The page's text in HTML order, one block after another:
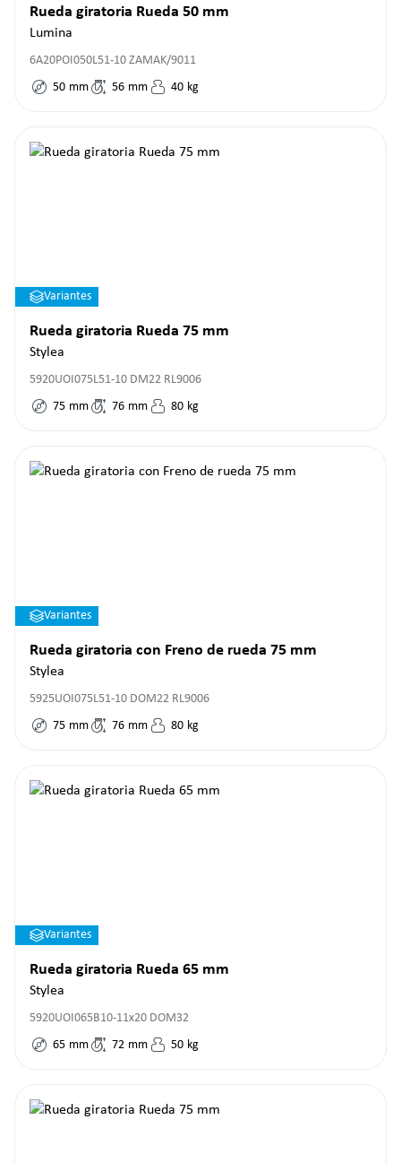
Rueda giratoria Rueda 50 mm
Lumina
6A20POI050L51-10 ZAMAK/9011
50 mm 56 mm 40 kg
Variantes
Rueda giratoria Rueda 75 mm
Stylea
5920UOI075L51-10 DM22 RL9006
75 mm 76 mm 80 kg
Variantes
Rueda giratoria con Freno de rueda 75 mm
Stylea
5925UOI075L51-10 DOM22 RL9006
75 mm 76 mm 80 kg
Variantes
Rueda giratoria Rueda 65 mm
Stylea
5920UOI065B10-11x20 DOM32
65 mm 72 mm 50 kg